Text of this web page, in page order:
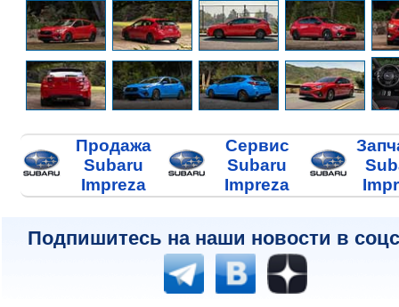
Продажа
Subaru
Impreza
Сервис
Subaru
Impreza
Подпишитесь на наши новости в